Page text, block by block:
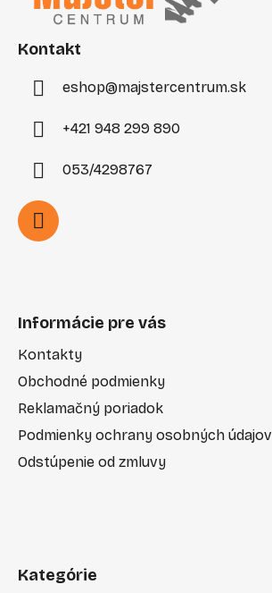
Kontakt
eshop@majstercentrum.sk
+421 948 299 890
053/4298767
Informácie pre vás
Kontakty
Obchodné podmienky
Reklamačný poriadok
Podmienky ochrany osobných údajov
Odstúpenie od zmluvy
Kategórie